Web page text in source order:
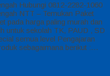
Hubungi 0812-2282-1060
NTT – Temukan Paket
pada harga paling murah dan
untuk sekolah TK, PAUD , SD
semua level Pengajaran
sebagaimana berikut :…